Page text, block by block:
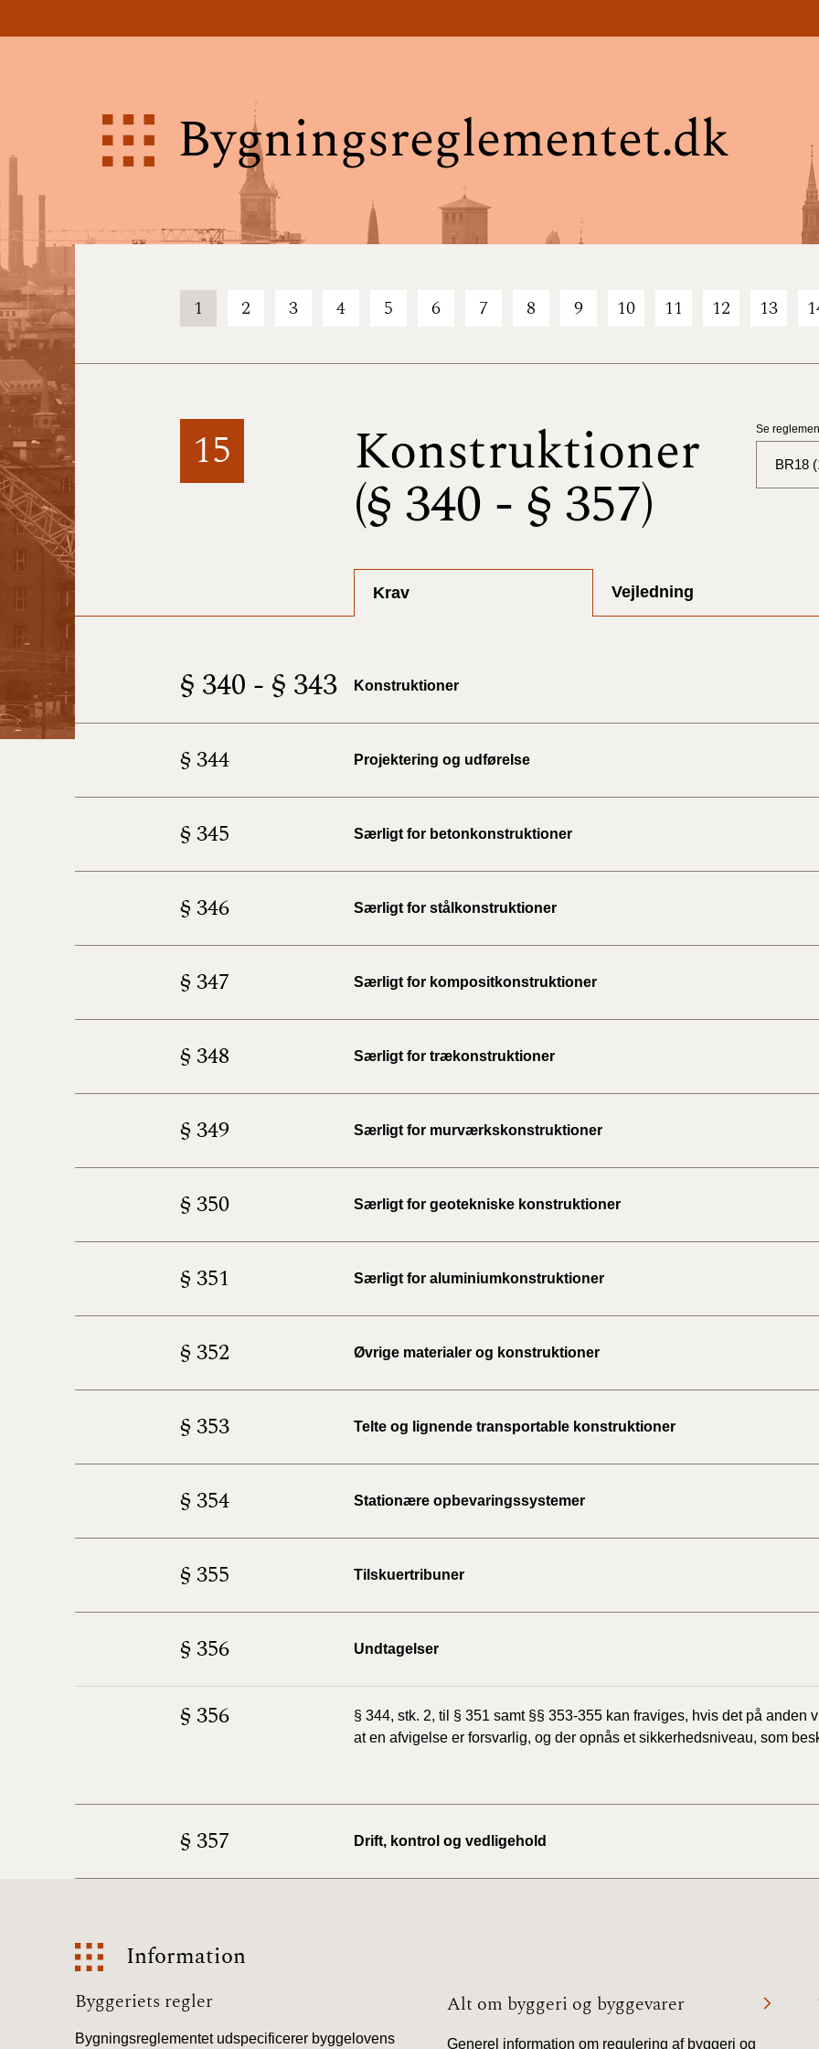
Bygningsreglementet.dk
1 2 3 4 5 6 7 8 9 10 11 12 13
15 Konstruktioner
(§ 340 - § 357)
Se
BR18
BR18
2022)
BR18
2020)
2018)
Krav Vejledning
§ 340 - § 343 Konstruktioner
§ 344 Projektering og udførelse
§ 345 Særligt for betonkonstruktioner
§ 346 Særligt for stålkonstruktioner
§ 347 Særligt for kompositkonstruktioner
§ 348 Særligt for trækonstruktioner
§ 349 Særligt for murværkskonstruktioner
§ 350 Særligt for geotekniske konstruktioner
§ 351 Særligt for aluminiumkonstruktioner
§ 352 Øvrige materialer og konstruktioner
§ 353 Telte og lignende transportable konstruktioner
§ 354 Stationære opbevaringssystemer
§ 355 Tilskuertribuner
§ 356 Undtagelser
§ 356
§ 344, stk. 2, til § 351 samt §§ 353-355 kan fraviges, hvis det på anden
at en afvigelse er forsvarlig, og der opnås et sikkerhedsniveau, som
§ 357 Drift, kontrol og vedligehold
Information
Information
Byggeriets regler
Bygningsreglementet udspecificerer byggelovens
Alt om byggeri og byggevarer
Generel information om regulering af byggeri og